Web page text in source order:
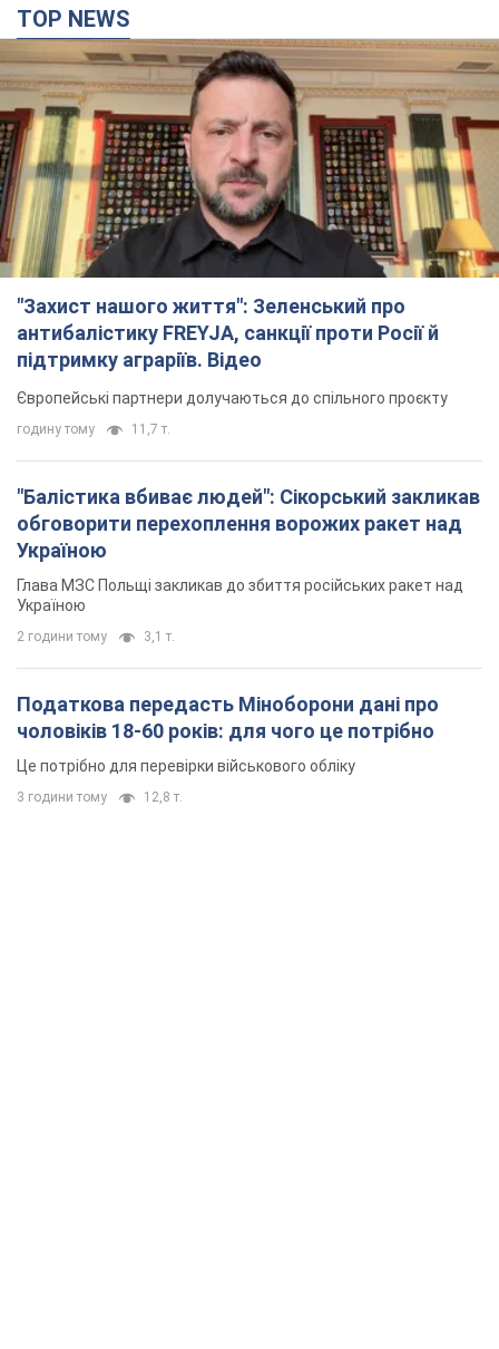
TOP NEWS
"Захист нашого життя": Зеленський про
антибалістику FREYJA, санкції проти Росії й
підтримку аграріїв. Відео
Європейські партнери долучаються до спільного проєкту
годину тому 11,7 т.
"Балістика вбиває людей": Сікорський закликав
обговорити перехоплення ворожих ракет над
Україною
Глава МЗС Польщі закликав до збиття російських ракет над
Україною
2 години тому 3,1 т.
Податкова передасть Міноборони дані про
чоловіків 18-60 років: для чого це потрібно
Це потрібно для перевірки військового обліку
3 години тому 12,8 т.